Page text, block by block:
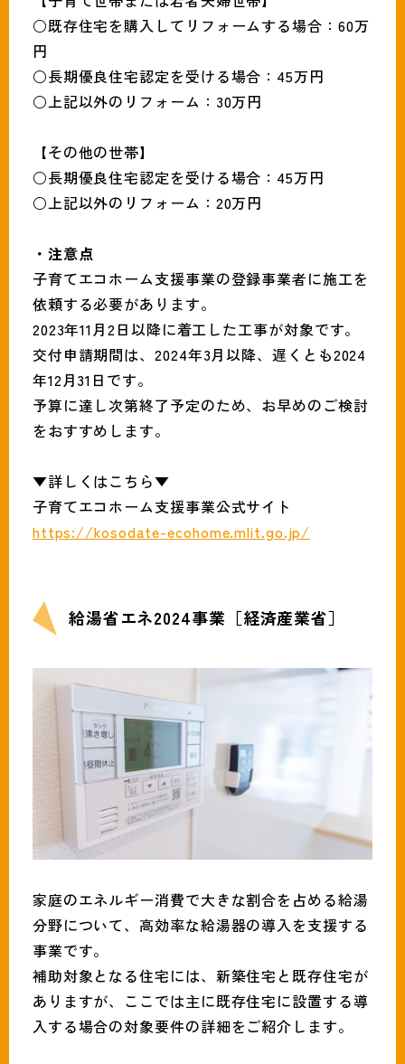
○既存住宅を購入してリフォームする場合：60万
円
○長期優良住宅認定を受ける場合：45万円
○上記以外のリフォーム：30万円
【その他の世帯】
○長期優良住宅認定を受ける場合：45万円
○上記以外のリフォーム：20万円
・注意点
子育てエコホーム支援事業の登録事業者に施工を
依頼する必要があります。
2023年11月2日以降に着工した工事が対象です。
交付申請期間は、2024年3月以降、遅くとも2024
年12月31日です。
予算に達し次第終了予定のため、お早めのご検討
をおすすめします。
▼詳しくはこちら▼
子育てエコホーム支援事業公式サイト
https://kosodate-ecohome.mlit.go.jp/
給湯省エネ2024事業［経済産業省］
家庭のエネルギー消費で大きな割合を占める給湯
分野について、高効率な給湯器の導入を支援する
事業です。
補助対象となる住宅には、新築住宅と既存住宅が
ありますが、ここでは主に既存住宅に設置する導
入する場合の対象要件の詳細をご紹介します。